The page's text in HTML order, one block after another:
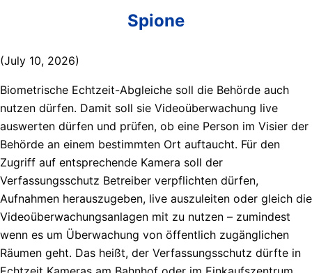
Spione
(July 10, 2026)
Biometrische Echtzeit-Abgleiche soll die Behörde auch
nutzen dürfen. Damit soll sie Videoüberwachung live
auswerten dürfen und prüfen, ob eine Person im Visier der
Behörde an einem bestimmten Ort auftaucht. Für den
Zugriff auf entsprechende Kamera soll der
Verfassungsschutz Betreiber verpflichten dürfen,
Aufnahmen herauszugeben, live auszuleiten oder gleich die
Videoüberwachungsanlagen mit zu nutzen – zumindest
wenn es um Überwachung von öffentlich zugänglichen
Räumen geht. Das heißt, der Verfassungsschutz dürfte in